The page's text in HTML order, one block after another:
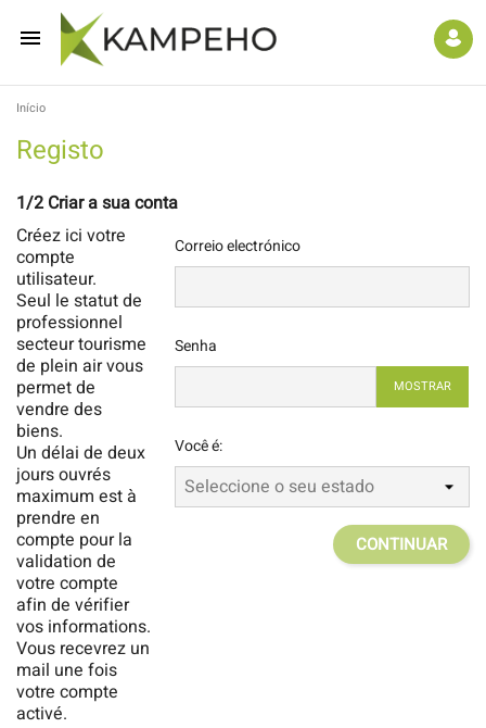

Início
Registo
1/2 Criar a sua conta
Créez ici votre
compte
utilisateur.
Seul le statut de
professionnel
secteur tourisme
de plein air vous
permet de
vendre des
biens.
Un délai de deux
jours ouvrés
maximum est à
prendre en
compte pour la
validation de
votre compte
afin de vérifier
vos informations.
Vous recevrez un
mail une fois
votre compte
activé.
Correio electrónico
Senha
MOSTRAR
Você é: